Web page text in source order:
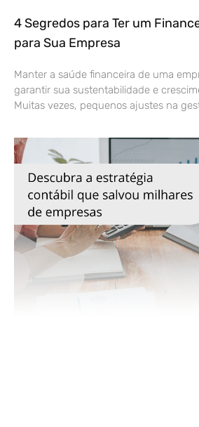
4 Segredos para Ter um
para Sua Empresa
Manter a saúde financeira de uma
garantir sua sustentabilidade e
Muitas vezes, pequenos ajustes na